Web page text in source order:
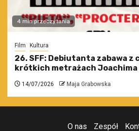
4 min przeczytania
Film Kultura
26. SFF: Debiutanta zabawa z
krótkich metrażach Joachima
14/07/2026 Maja Grabowska
O nas Zespół